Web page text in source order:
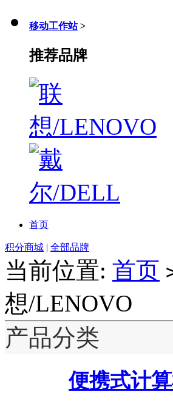
移动工作站 >
推荐品牌
首页
积分商城 | 全部品牌
当前位置: 首页
想/LENOVO
产品分类
便携式计